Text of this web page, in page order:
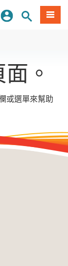
登入站內搜尋
選單
。
或選單來幫助